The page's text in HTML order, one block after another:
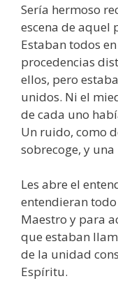
Sería hermoso
escena de aquel
Estaban todos
procedencias
ellos, pero
unidos. Ni el
de cada uno
Un ruido, como
sobrecoge, y
Les abre el
entendieran
Maestro y para
que estaban
de la unidad
Espíritu.